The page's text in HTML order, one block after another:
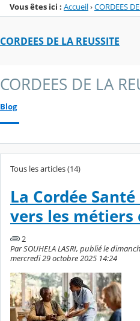
Vous êtes ici : Accueil›CORDEES
CORDEES DE LA REUSSITE
CORDEES DE LA
Blog
Tous les articles (14)
La Cordée
vers les métiers
2
Par SOUHELA LASRI, publié le
mercredi 29 octobre 2025 14:24